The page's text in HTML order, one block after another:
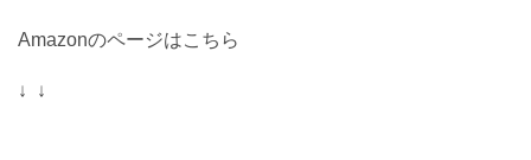
Amazonのページはこちら
↓ ↓